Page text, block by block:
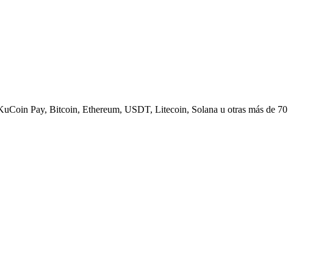
Pay, Bitcoin, Ethereum, USDT, Litecoin, Solana u otras más de 70